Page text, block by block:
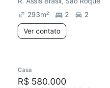
293m² 2
2
Ver contato
Casa
R$ 580.000